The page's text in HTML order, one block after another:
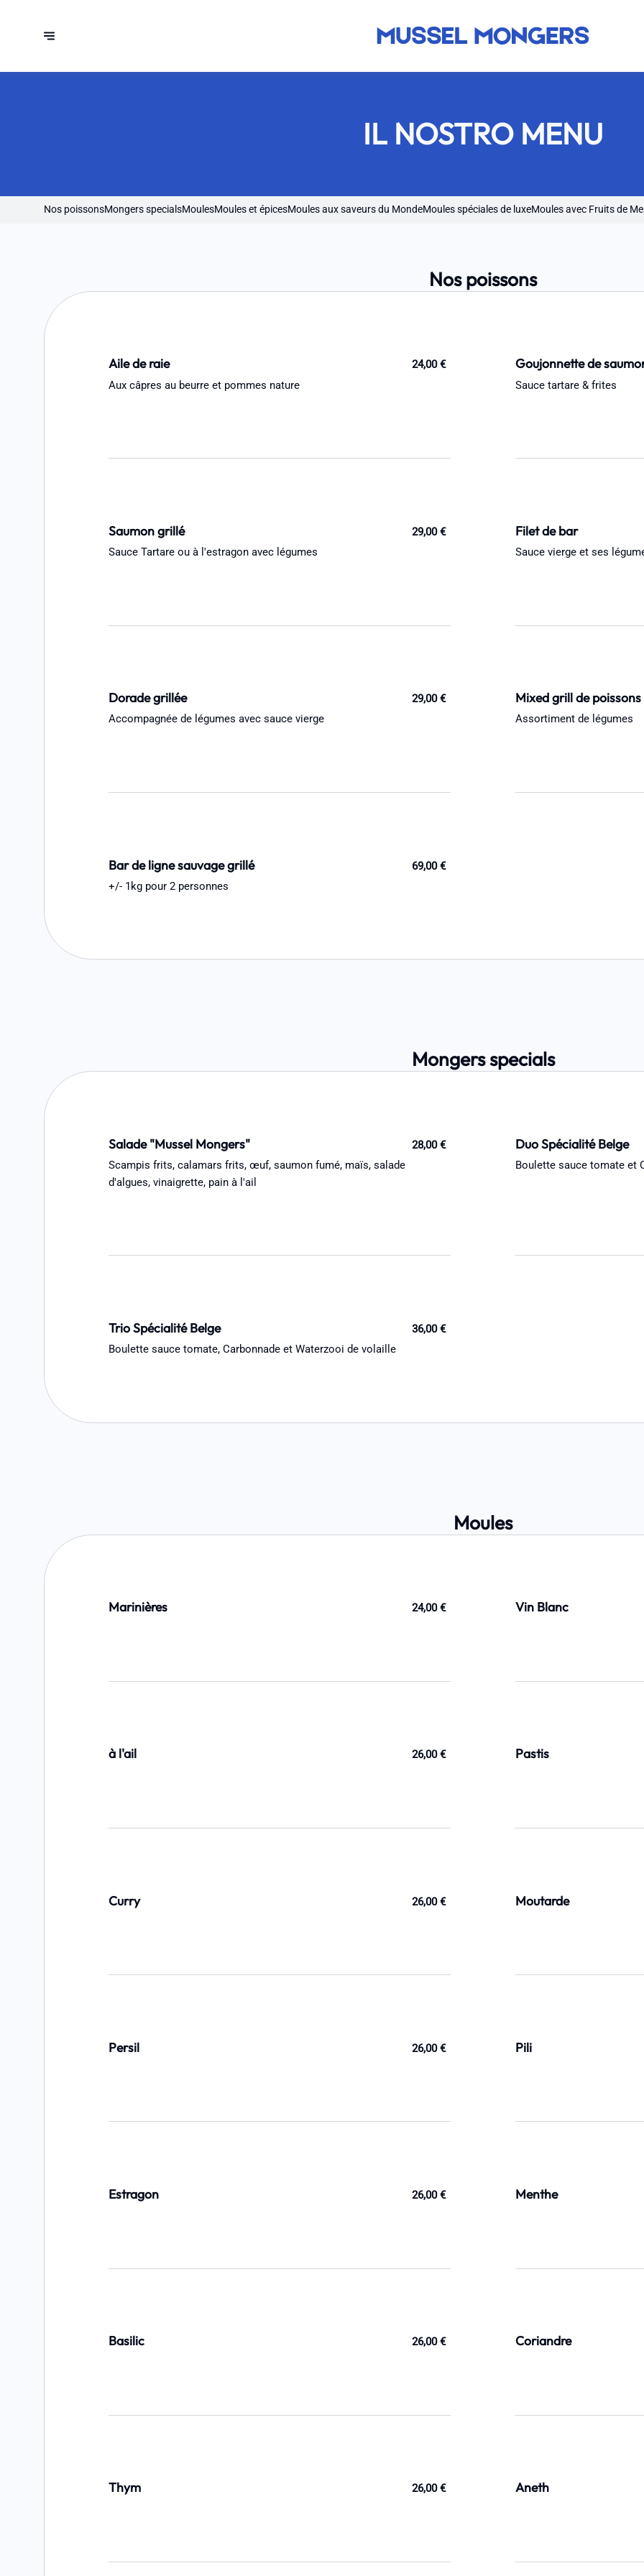
IL NOSTRO MENU
Nos poissonsMongers specialsMoulesMoules et épicesMoules aux saveurs du MondeMoules spéciales de luxeMoules avec Fruits de
Nos poissons
Aile de raie
Aux câpres au beurre et pommes nature
24,00 € Goujonnette de
Sauce tartare & frites
Saumon grillé
Sauce Tartare ou à l'estragon avec légumes
29,00 € Filet de bar
Sauce vierge et ses
Dorade grillée
Accompagnée de légumes avec sauce vierge
29,00 € Mixed grill de poissons
Assortiment de légumes
Bar de ligne sauvage grillé
+/- 1kg pour 2 personnes
69,00 €
Mongers specials
Salade "Mussel Mongers"
Scampis frits, calamars frits, œuf, saumon fumé, maïs, salade
d'algues, vinaigrette, pain à l'ail
28,00 € Duo Spécialité Belge
Boulette sauce tomate et
Trio Spécialité Belge
Boulette sauce tomate, Carbonnade et Waterzooi de volaille
36,00 €
Moules
Marinières 24,00 € Vin Blanc
à l'ail 26,00 € Pastis
Curry 26,00 € Moutarde
Persil 26,00 € Pili
Estragon 26,00 € Menthe
Basilic 26,00 € Coriandre
Thym 26,00 € Aneth